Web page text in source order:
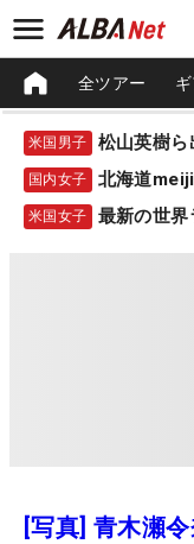
全ツアー
米国男子 松山英樹
国内女子 北海道
米国女子 最新の世
[写真] 青木瀬